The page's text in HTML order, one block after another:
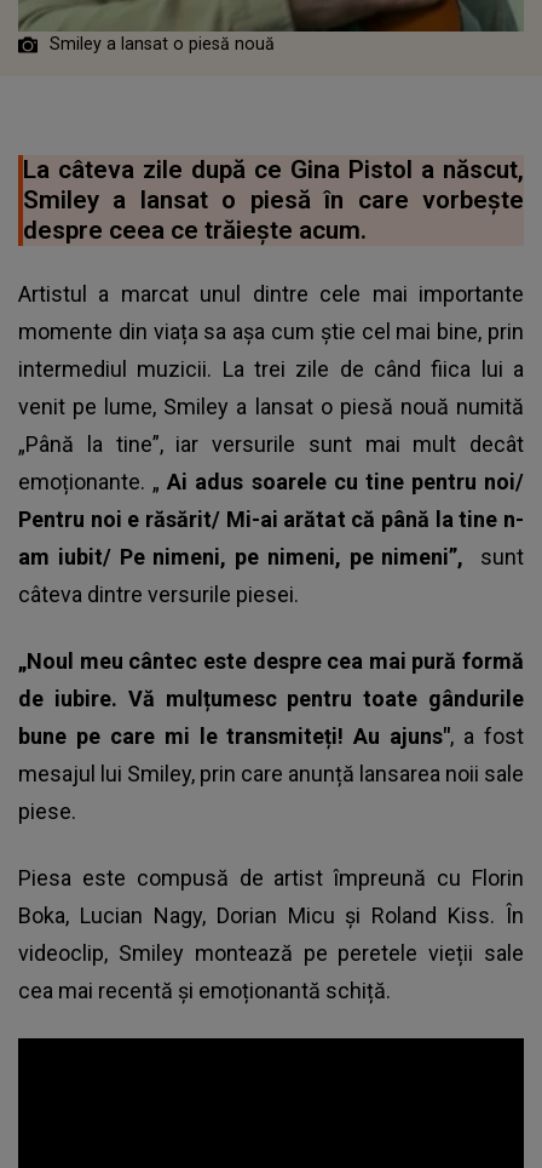
Smiley a lansat o piesă nouă
La câteva zile după ce Gina Pistol a născut,
Smiley a lansat o piesă în care vorbește
despre ceea ce trăiește acum.
Artistul a marcat unul dintre cele mai importante
momente din viața sa așa cum știe cel mai bine, prin
intermediul muzicii. La trei zile de când fiica lui a
venit pe lume, Smiley a lansat o piesă nouă numită
„Până la tine”, iar versurile sunt mai mult decât
emoționante. „Ai adus soarele cu tine pentru noi/
Pentru noi e răsărit/ Mi-ai arătat că până la tine n-
am iubit/ Pe nimeni, pe nimeni, pe nimeni”,
sunt
câteva dintre versurile piesei.
„Noul meu cântec este despre cea mai pură formă
de iubire. Vă mulțumesc pentru toate gândurile
bune pe care mi le transmiteți! Au ajuns", a fost
mesajul lui Smiley, prin care anunță lansarea noii sale
piese.
Piesa este compusă de artist împreună cu Florin
Boka, Lucian Nagy, Dorian Micu și Roland Kiss. În
videoclip, Smiley montează pe peretele vieții sale
cea mai recentă și emoționantă schiță.